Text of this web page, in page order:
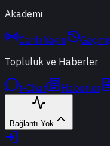
Akademi
Canlı Yayın
Topluluk ve Haberler
t-Chat Haberler
Bağlantı Yok